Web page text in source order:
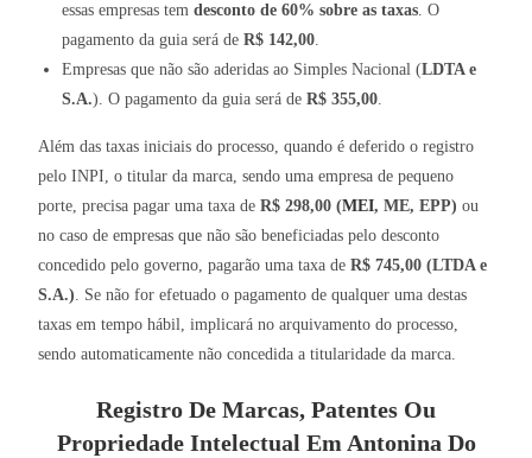
essas empresas temdesconto de 60% sobre as taxas. O
pagamento da guia será deR$ 142,00.
Empresas que não são aderidas ao Simples Nacional (LDTA e
S.A.). O pagamento da guia será deR$ 355,00.
Além das taxas iniciais do processo, quando é deferido o registro
pelo INPI, o titular da marca, sendo uma empresa de pequeno
porte, precisa pagar uma taxa deR$ 298,00 (MEI, ME, EPP) ou
no caso de empresas que não são beneficiadas pelo desconto
concedido pelo governo, pagarão uma taxa deR$ 745,00 (LTDA e
S.A.). Se não for efetuado o pagamento de qualquer uma destas
taxas em tempo hábil, implicará no arquivamento do processo,
sendo automaticamente não concedida a titularidade da marca.
Registro De Marcas, Patentes Ou
Propriedade Intelectual Em Antonina Do